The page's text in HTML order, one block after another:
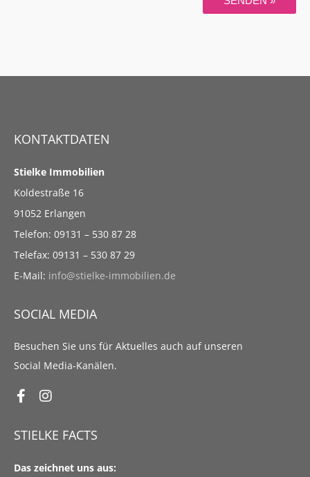
KONTAKTDATEN
Stielke Immobilien
Koldestraße 16
91052 Erlangen
Telefon: 09131 – 530 87 28
Telefax: 09131 – 530 87 29
E-Mail: info@stielke-immobilien.de
SOCIAL MEDIA
Besuchen Sie uns für Aktuelles auch auf unseren
Social Media-Kanälen.
STIELKE FACTS
Das zeichnet uns aus: